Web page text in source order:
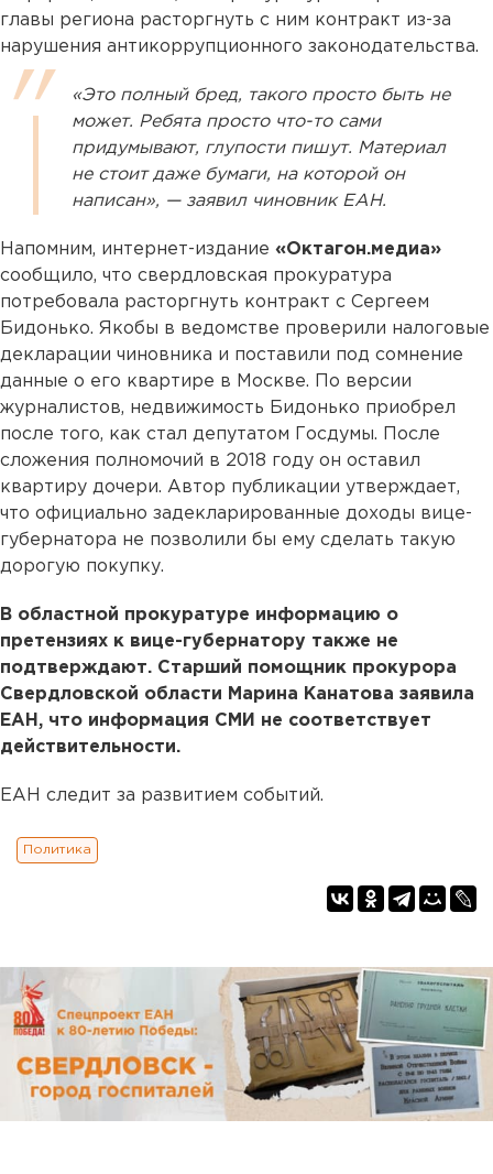
главы региона расторгнуть с ним контракт из-за
нарушения антикоррупционного законодательства.
«Это полный бред, такого просто быть не
может. Ребята просто что-то сами
придумывают, глупости пишут. Материал
не стоит даже бумаги, на которой он
написан», — заявил чиновник ЕАН.
Напомним, интернет-издание «Октагон.медиа»
сообщило, что свердловская прокуратура
потребовала расторгнуть контракт с Сергеем
Бидонько. Якобы в ведомстве проверили налоговые
декларации чиновника и поставили под сомнение
данные о его квартире в Москве. По версии
журналистов, недвижимость Бидонько приобрел
после того, как стал депутатом Госдумы. После
сложения полномочий в 2018 году он оставил
квартиру дочери. Автор публикации утверждает,
что официально задекларированные доходы вице-
губернатора не позволили бы ему сделать такую
дорогую покупку.
В областной прокуратуре информацию о
претензиях к вице-губернатору также не
подтверждают. Старший помощник прокурора
Свердловской области Марина Канатова заявила
ЕАН, что информация СМИ не соответствует
действительности.
ЕАН следит за развитием событий.
Политика